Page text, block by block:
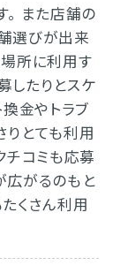
また店舗の
選びが出来
場所に利用す
したりとスケ
金やトラブ
りとても利用
チコミも応募
広がるのもと
くさん利用